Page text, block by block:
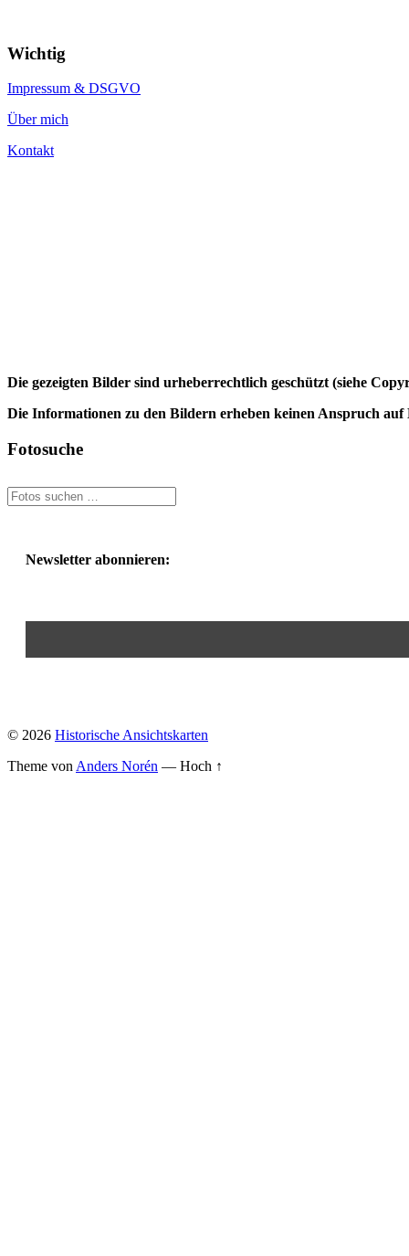
Wichtig
Impressum & DSGVO
Über mich
Kontakt
Die gezeigten Bilder sind urheberrechtlich geschützt (siehe
Die Informationen zu den Bildern erheben keinen Anspruch
Fotosuche
Newsletter abonnieren:
© 2026 Historische Ansichtskarten
Theme von Anders Norén — Hoch ↑